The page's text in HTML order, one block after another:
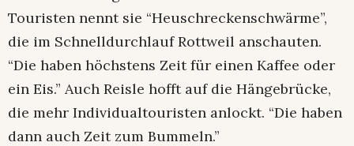
Touristen nennt sie “Heuschreckenschwärme”,
die im Schnelldurchlauf Rottweil anschauten.
“Die haben höchstens Zeit für einen Kaffee oder
ein Eis.” Auch Reisle hofft auf die Hängebrücke,
die mehr Individualtouristen anlockt. “Die haben
dann auch Zeit zum Bummeln.”